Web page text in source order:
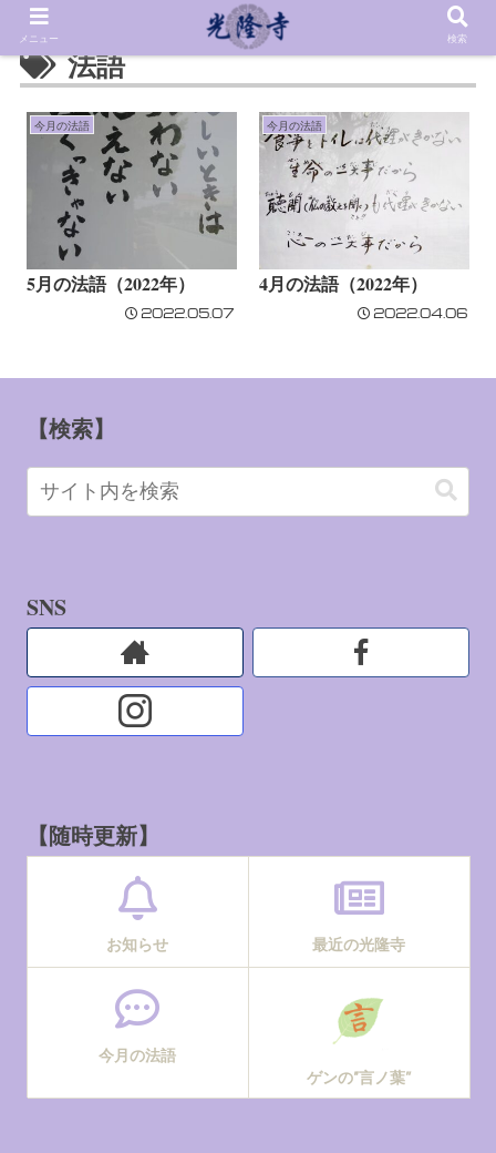
法語
今月の法語
5月の法語（2022年）
2022.05.07
今月の法語
4月の法語（2022年）
2022.04.06
【検索】
SNS
【随時更新】
お知らせ 最近の光隆寺
今月の法語
ゲンの“言ノ葉”
メニュー 検索